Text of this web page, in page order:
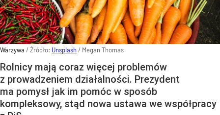
Warzywa / Źródło: Unsplash / Megan Thomas
Rolnicy mają coraz więcej problemów
z prowadzeniem działalności. Prezydent
ma pomysł jak im pomóc w sposób
kompleksowy, stąd nowa ustawa we współpracy